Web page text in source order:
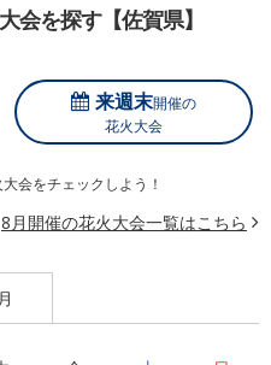
会を探す【佐賀県】
来週末開催の
花火大会
会をチェックしよう！
8月開催の花火大会一覧はこちら